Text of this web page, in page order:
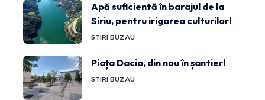
Apă suficientă în barajul de la
Siriu, pentru irigarea culturilor!
STIRI BUZAU
Piața Dacia, din nou în șantier!
STIRI BUZAU